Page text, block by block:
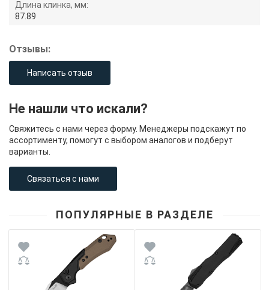
Длина клинка, мм:
87.89
Отзывы:
Написать отзыв
Не нашли что искали?
Свяжитесь с нами через форму. Менеджеры подскажут по
ассортименту, помогут с выбором аналогов и подберут
варианты.
Связаться с нами
ПОПУЛЯРНЫЕ В РАЗДЕЛЕ